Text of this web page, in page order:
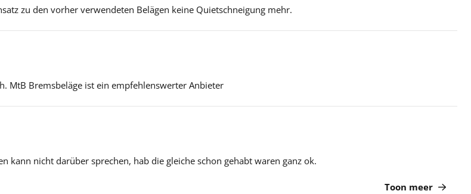
zu den vorher verwendeten Belägen keine Quietschneigung mehr.
MtB Bremsbeläge ist ein empfehlenswerter Anbieter
nicht darüber sprechen, hab die gleiche schon gehabt waren ganz ok.
Toon meer